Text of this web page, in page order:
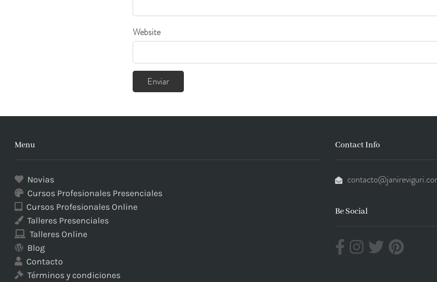
Website
Menu
Novias
Cursos Profesionales Presenciales
Cursos Profesionales Online
Talleres Presenciales
Talleres Online
Blog
Contacto
Términos y condiciones
Contact Info
Be Social